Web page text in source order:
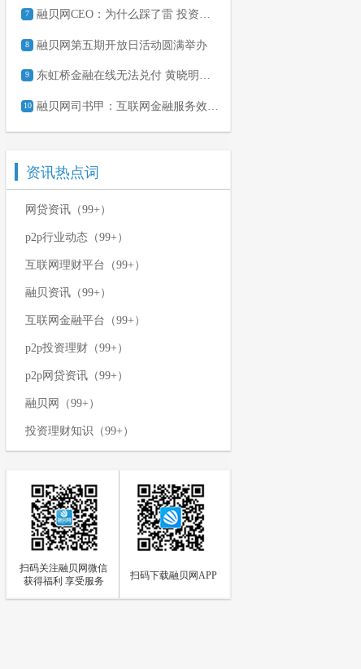
7
8 融贝网第五期开放日活动圆满举办
9 东虹桥金融在线无法兑付 黄晓明微博遭网友讨债
10 融贝网司书甲：互联网金融服务效率比规模更重要
资讯热点词
网贷资讯（99+）
p2p行业动态（99+）
互联网理财平台（99+）
融贝资讯（99+）
互联网金融平台（99+）
p2p投资理财（99+）
p2p网贷资讯（99+）
融贝网（99+）
投资理财知识（99+）
网络投资理财（99+）
p2p资讯新闻（99+）
理财攻略（99+）
如何投资理财（97）
p2p网贷（94） 网贷知识（85）
扫码关注融贝网微信
获得福利 享受服务
扫码下载融贝网APP